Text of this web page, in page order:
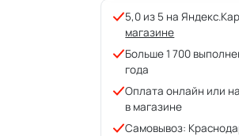
5,0 из 5 на
магазине
Больше 1 700
года
Оплата онлайн или
в магазине
Самовывоз: